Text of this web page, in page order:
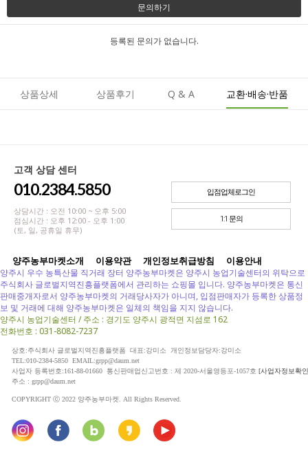
문의하기
등록된 문의가 없습니다.
상품상세 상품후기 Q & A 교환·배송·반품
고객 상담 센터
010.2384.5850
상담시간 : 오전 10:00 ~ 오후 5:00
점심시간 : 오후 12:00 - 오후 1:00
(토, 일, 공휴일 휴무)
입점업체로그인
1:1 문의
양주농부마켓소개 이용약관 개인정보취급방침 이용안내
양주시 우수 농특산물 직거래 장터 양주농부마켓은 양주시 농업기술센터의 위탁으로
주식회사 글로벌지역진흥플랫폼에서 관리하는 쇼핑몰 입니다. 양주농부마켓은 통신
판매중개자로서 양주농부마켓의 거래당사자가 아니며, 입점판매자가 등록한 상품정
보 및 거래에 대해 양주농부마켓은 일체의 책임을 지지 않습니다.
양주시 농업기술센터 / 주소 : 경기도 양주시 광적면 지섬로 162
전화번호 : 031-8082-7237
상호:주식회사 글로벌지역진흥플랫폼 대표:강미소 개인정보담당자:강미소
TEL:010-2384-5850 EMAIL:grpp@daum.net
사업자 등록번호:161-88-01660 통신판매업신고번호 : 제 2020-서울영등포-1057호 [사업자정보확
주소 : grpp@daum.net
COPYRIGHT ⓒ 2022 양주농부마켓. All Rights Reserved.